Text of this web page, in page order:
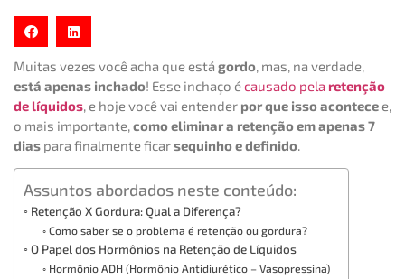
Muitas vezes você acha que está gordo, mas, na verdade,
está apenas inchado! Esse inchaço écausado pela retenção
de líquidos, e hoje você vai entender por que isso acontece e,
o mais importante,como eliminar a retenção em apenas 7
dias para finalmente ficarsequinho e definido.
Assuntos abordados neste conteúdo:
Retenção X Gordura: Qual a Diferença?
Como saber se o problema é retenção ou gordura?
O Papel dos Hormônios na Retenção de Líquidos
Hormônio ADH (Hormônio Antidiurético – Vasopressina)